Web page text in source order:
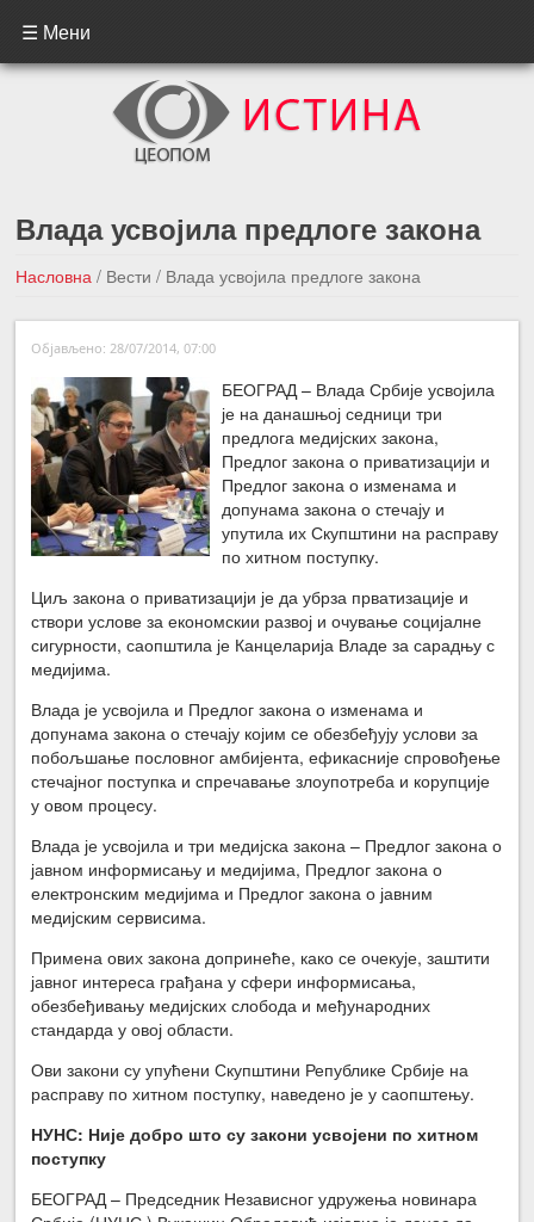
☰ Мени
Влада усвојила предлоге закона
Насловна / Вести/ Влада усвојила предлоге закона
←Претходна вест
Следећа вест →
Објављено: 28/07/2014, 07:00
БЕОГРАД – Влада Србије усвојила
је на данашњој седници три
предлога медијских закона,
Предлог закона о приватизацији и
Предлог закона о изменама и
допунама закона о стечају и
упутила их Скупштини на расправу
по хитном поступку.
Циљ закона о приватизацији је да убрза прватизације и
створи услове за економскии развој и очување социјалне
сигурности, саопштила је Канцеларија Владе за сарадњу с
медијима.
Влада је усвојила и Предлог закона о изменама и
допунама закона о стечају којим се обезбеђују услови за
побољшање пословног амбијента, ефикасније спровођење
стечајног поступка и спречавање злоупотреба и корупције
у овом процесу.
Влада је усвојила и три медијска закона – Предлог закона о
јавном информисању и медијима, Предлог закона о
електронским медијима и Предлог закона о јавним
медијским сервисима.
Примена ових закона допринеће, како се очекује, заштити
јавног интереса грађана у сфери информисања,
обезбеђивању медијских слобода и међународних
стандарда у овој области.
Ови закони су упућени Скупштини Републике Србије на
расправу по хитном поступку, наведено је у саопштењу.
НУНС: Није добро што су закони усвојени по хитном
поступку
БЕОГРАД – Председник Независног удружења новинара